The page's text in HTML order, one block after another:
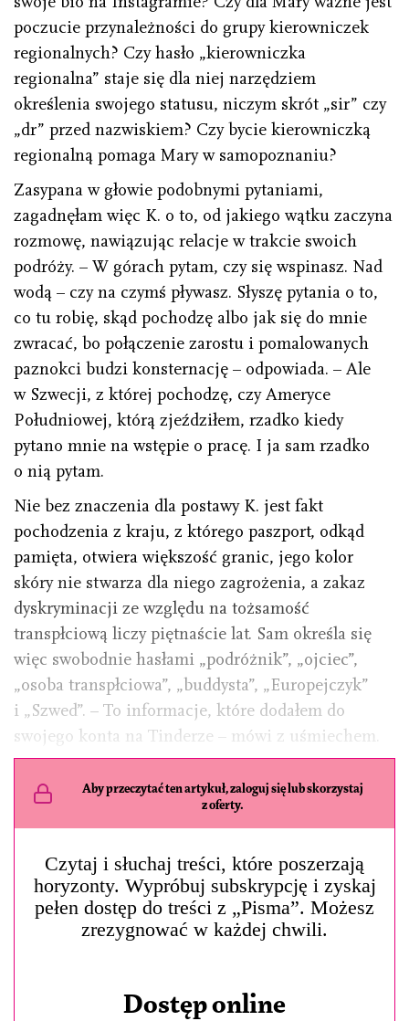
poczucie przynależności do grupy kierowniczek
regionalnych? Czy hasło „kierowniczka
regionalna” staje się dla niej narzędziem
określenia swojego statusu, niczym skrót „sir” czy
„dr” przed nazwiskiem? Czy bycie kierowniczką
regionalną pomaga Mary w samopoznaniu?
Zasypana w głowie podobnymi pytaniami,
zagadnęłam więc K. o to, od jakiego wątku zaczyna
rozmowę, nawiązując relacje w trakcie swoich
podróży. – W górach pytam, czy się wspinasz. Nad
wodą – czy na czymś pływasz. Słyszę pytania o to,
co tu robię, skąd pochodzę albo jak się do mnie
zwracać, bo połączenie zarostu i pomalowanych
paznokci budzi konsternację – odpowiada. – Ale
w Szwecji, z której pochodzę, czy Ameryce
Południowej, którą zjeździłem, rzadko kiedy
pytano mnie na wstępie o pracę. I ja sam rzadko
o nią pytam.
Nie bez znaczenia dla postawy K. jest fakt
pochodzenia z kraju, z którego paszport, odkąd
pamięta, otwiera większość granic, jego kolor
skóry nie stwarza dla niego zagrożenia, a zakaz
dyskryminacji ze względu na tożsamość
transpłciową liczy piętnaście lat. Sam określa się
więc swobodnie hasłami „podróżnik”, „ojciec”,
„osoba transpłciowa”, „buddysta”, „Europejczyk”
i „Szwed”. – To informacje, które dodałem do
swojego konta na Tinderze – mówi z uśmiechem.
Aby przeczytać ten artykuł, zaloguj się lub skorzystaj
z oferty.
Czytaj i słuchaj treści, które poszerzają
horyzonty. Wypróbuj subskrypcję i zyskaj
pełen dostęp do treści z „Pisma”. Możesz
zrezygnować w każdej chwili.
Dostęp online